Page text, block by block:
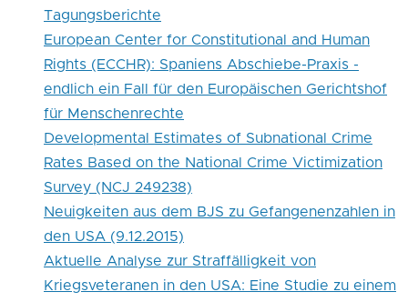
einem
(vielleicht)
auch
bald
Europa
anstehenden
Problemfeld
Tagungsberichte
European Center for Constitutional and Human
Rights (ECCHR): Spaniens Abschiebe-Praxis -
endlich ein Fall für den Europäischen Gerichtshof
für Menschenrechte
Developmental Estimates of Subnational Crime
Rates Based on the National Crime Victimization
Survey (NCJ 249238)
Neuigkeiten aus dem BJS zu Gefangenenzahlen in
den USA (9.12.2015)
Aktuelle Analyse zur Straffälligkeit von
Kriegsveteranen in den USA: Eine Studie zu einem